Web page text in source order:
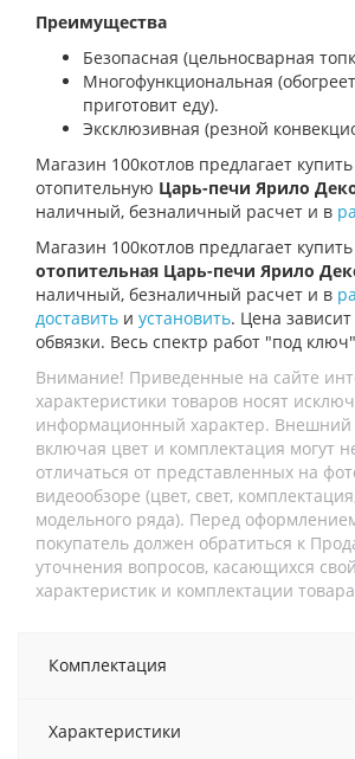
Преимущества
Безопасная (цельносварная
Многофункциональная
приготовит еду).
Эксклюзивная (резной
Магазин 100котлов предлагает
отопительную Царь-печи Ярило
наличный, безналичный расчет и в
Магазин 100котлов предлагает купить
отопительная Царь-печи Ярило
наличный, безналичный расчет и в
доставить и установить. Цена
обвязки. Весь спектр работ "под
Внимание! Приведенные на сайте
характеристики товаров носят
информационный характер. Внешний
включая цвет и комплектация могут
отличаться от представленных на
видеообзоре (цвет, свет,
модельного ряда). Перед
покупатель должен обратиться к
уточнения вопросов, касающихся
характеристик и комплектации
Комплектация
Характеристики